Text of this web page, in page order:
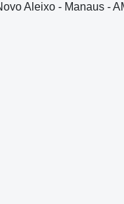
Aleixo - Manaus -